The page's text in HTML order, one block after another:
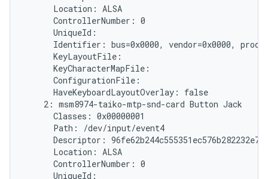
      Location: ALSA
      ControllerNumber: 0
      UniqueId:
Identifier: bus=0x0000, vendor=0x0000,
      KeyLayoutFile:
      KeyCharacterMapFile:
      ConfigurationFile:
      HaveKeyboardLayoutOverlay: false
    2: msm8974-taiko-mtp-snd-card Button Jack
      Classes: 0x00000001
      Path: /dev/input/event4
Descriptor:
      Location: ALSA
      ControllerNumber: 0
      UniqueId: